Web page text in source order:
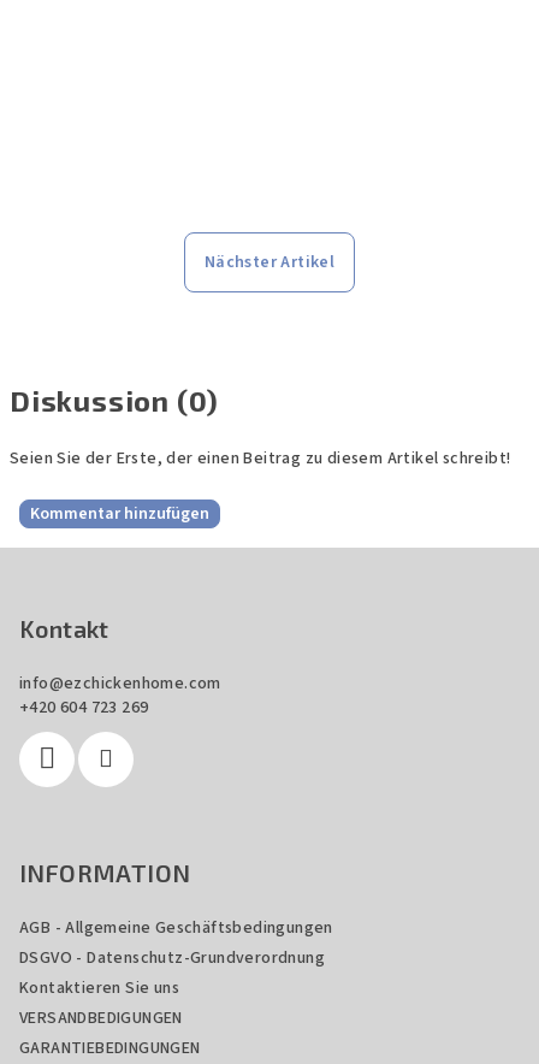
Nächster Artikel
Diskussion (0)
Seien Sie der Erste, der einen Beitrag zu diesem Artikel schreibt!
Kommentar hinzufügen
Kontakt
info@ezchickenhome.com
+420 604 723 269
INFORMATION
AGB - Allgemeine Geschäftsbedingungen
DSGVO - Datenschutz-Grundverordnung
Kontaktieren Sie uns
VERSANDBEDIGUNGEN
GARANTIEBEDINGUNGEN